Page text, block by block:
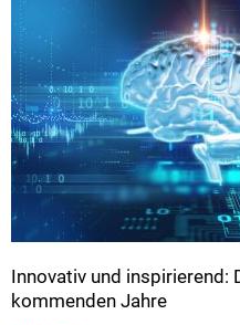
Innovativ und inspirierend:
kommenden Jahre